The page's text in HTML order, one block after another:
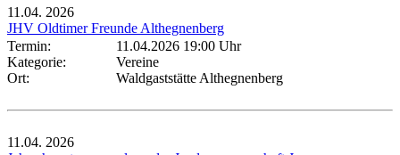
11.04. 2026
JHV Oldtimer Freunde Althegnenberg
Termin:
11.04.2026 19:00 Uhr
Kategorie:
Vereine
Ort:
Waldgaststätte Althegnenberg
11.04. 2026